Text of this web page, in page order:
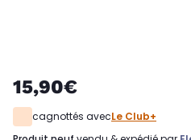
15,90€
cagnottés avecLe Club+